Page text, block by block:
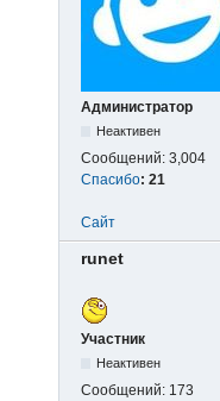
Администратор
Неактивен
Сообщений: 3,004
Спасибо: 21
Сайт
runet
Участник
Неактивен
Сообщений: 173